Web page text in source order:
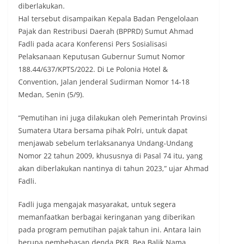
diberlakukan.
Hal tersebut disampaikan Kepala Badan Pengelolaan
Pajak dan Restribusi Daerah (BPPRD) Sumut Ahmad
Fadli pada acara Konferensi Pers Sosialisasi
Pelaksanaan Keputusan Gubernur Sumut Nomor
188.44/637/KPTS/2022. Di Le Polonia Hotel &
Convention, Jalan Jenderal Sudirman Nomor 14-18
Medan, Senin (5/9).
“Pemutihan ini juga dilakukan oleh Pemerintah Provinsi
Sumatera Utara bersama pihak Polri, untuk dapat
menjawab sebelum terlaksananya Undang-Undang
Nomor 22 tahun 2009, khususnya di Pasal 74 itu, yang
akan diberlakukan nantinya di tahun 2023,” ujar Ahmad
Fadli.
Fadli juga mengajak masyarakat, untuk segera
memanfaatkan berbagai keringanan yang diberikan
pada program pemutihan pajak tahun ini. Antara lain